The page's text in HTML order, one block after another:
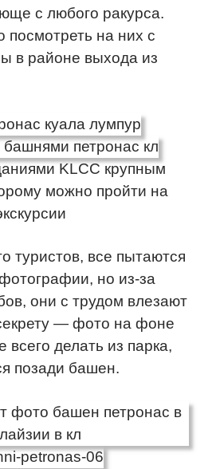
с любого ракурса.
на них с
в районе выхода из
KLCC крупным
можно пройти на
туристов, все пытаются
но из-за
они с трудом влезают
— фото на фоне
делать из парка,
позади башен.